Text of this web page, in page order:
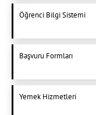
Öğrenci Bilgi Sistemi
Başvuru Formları
Yemek Hizmetleri